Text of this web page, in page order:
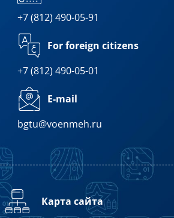
+7 (812) 490-05-91
For foreign citizens
+7 (812) 490-05-01
E-mail
bgtu@voenmeh.ru
Карта сайта